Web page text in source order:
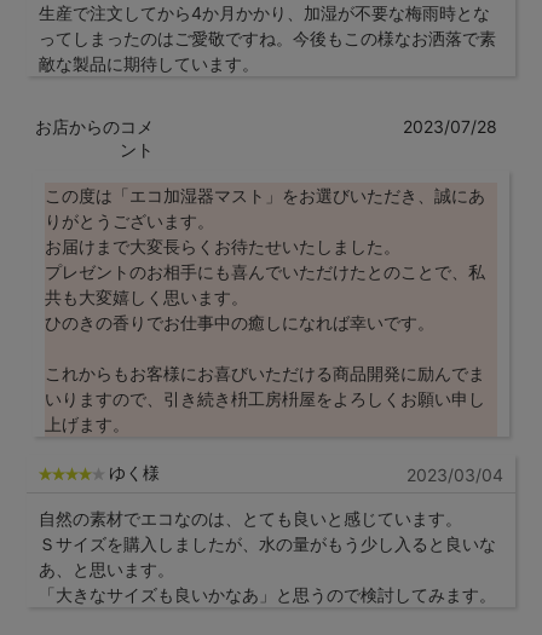
生産で注文してから4か月かかり、加湿が不要な梅雨時とな
ってしまったのはご愛敬ですね。今後もこの様なお洒落で素
敵な製品に期待しています。
お店からのコメ
ント
2023/07/28
この度は「エコ加湿器マスト」をお選びいただき、誠にあ
りがとうございます。
お届けまで大変長らくお待たせいたしました。
プレゼントのお相手にも喜んでいただけたとのことで、私
共も大変嬉しく思います。
ひのきの香りでお仕事中の癒しになれば幸いです。
これからもお客様にお喜びいただける商品開発に励んでま
いりますので、引き続き枡工房枡屋をよろしくお願い申し
上げます。
ゆく様 2023/03/04
自然の素材でエコなのは、とても良いと感じています。
Ｓサイズを購入しましたが、水の量がもう少し入ると良いな
あ、と思います。
「大きなサイズも良いかなあ」と思うので検討してみます。